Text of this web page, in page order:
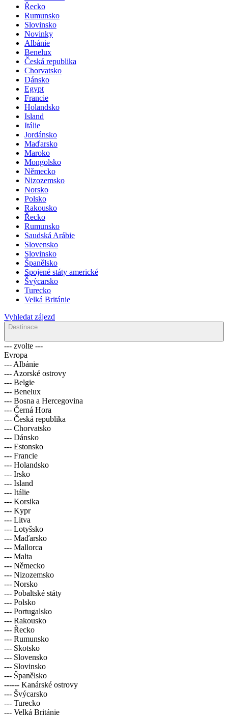
Řecko
Rumunsko
Slovinsko
Novinky
Albánie
Benelux
Česká republika
Chorvatsko
Dánsko
Egypt
Francie
Holandsko
Island
Itálie
Jordánsko
Maďarsko
Maroko
Mongolsko
Německo
Nizozemsko
Norsko
Polsko
Rakousko
Řecko
Rumunsko
Saudská Arábie
Slovensko
Slovinsko
Španělsko
Spojené státy americké
Švýcarsko
Turecko
Velká Británie
Vyhledat zájezd
Destinace
--- zvolte ---
Evropa
--- Albánie
--- Azorské ostrovy
--- Belgie
--- Benelux
--- Bosna a Hercegovina
--- Černá Hora
--- Česká republika
--- Chorvatsko
--- Dánsko
--- Estonsko
--- Francie
--- Holandsko
--- Irsko
--- Island
--- Itálie
--- Korsika
--- Kypr
--- Litva
--- Lotyšsko
--- Maďarsko
--- Mallorca
--- Malta
--- Německo
--- Nizozemsko
--- Norsko
--- Pobaltské státy
--- Polsko
--- Portugalsko
--- Rakousko
--- Řecko
--- Rumunsko
--- Skotsko
--- Slovensko
--- Slovinsko
--- Španělsko
------ Kanárské ostrovy
--- Švýcarsko
--- Turecko
--- Velká Británie